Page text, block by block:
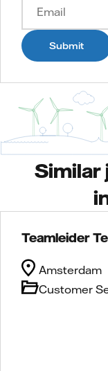
Submit
Similar
Teamleider
Customer
Amsterdam